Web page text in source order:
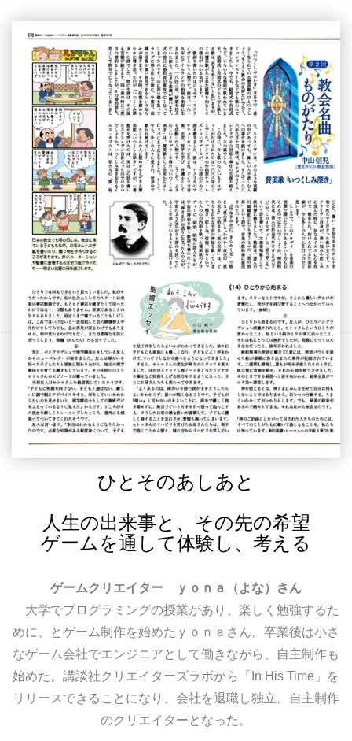
ひとそのあしあと
人生の出来事と、その先の希望
ゲームを通して体験し、考える
ゲームクリエイター ｙｏｎａ（よな）さん
大学でプログラミングの授業があり、楽しく勉強するた
めに、とゲーム制作を始めたｙｏｎａさん。卒業後は小さ
なゲーム会社でエンジニアとして働きながら、自主制作も
始めた。講談社クリエイターズラボから「In His Time」を
リリースできることになり、会社を退職し独立。自主制作
のクリエイターとなった。